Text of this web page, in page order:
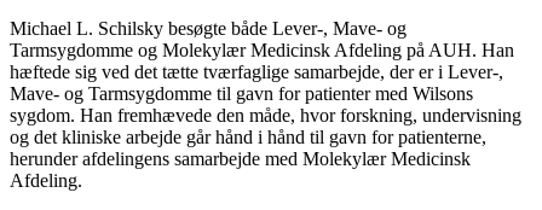
Michael L. Schilsky besøgte både Lever-, Mave- og
Tarmsygdomme og Molekylær Medicinsk Afdeling på AUH. Han
hæftede sig ved det tætte tværfaglige samarbejde, der er i Lever-,
Mave- og Tarmsygdomme til gavn for patienter med Wilsons
sygdom. Han fremhævede den måde, hvor forskning, undervisning
og det kliniske arbejde går hånd i hånd til gavn for patienterne,
herunder afdelingens samarbejde med Molekylær Medicinsk
Afdeling.